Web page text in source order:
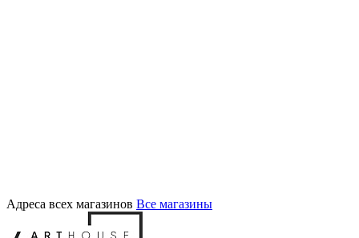
Адреса всех магазинов Все магазины